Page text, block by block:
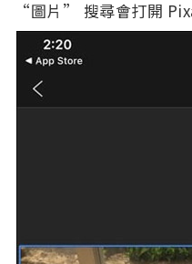
“圖片” 搜尋會打開